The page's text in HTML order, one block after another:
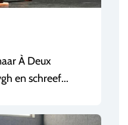
À Deux
en schreef...